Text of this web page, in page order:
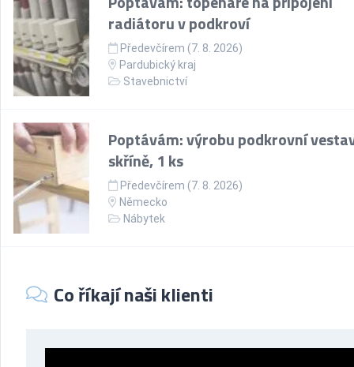
radiátoru v podkroví
Předevčírem (7. 8. 2026)
Pardubický kraj
Stavebnictví
Poptávám: výrobu podkrovní
skříně, 1 ks
Předevčírem (7. 8. 2026)
Německo
Nábytek
Co říkají naši klienti